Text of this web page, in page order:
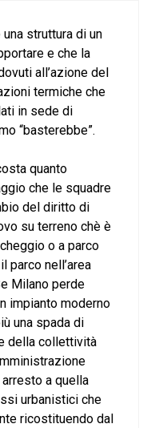
struttura di un
e che la
all’azione del
termiche che
in sede di
“basterebbe”.
quanto
che le squadre
del diritto di
su terreno chè è
o a parco
parco nell’area
Milano perde
impianto moderno
una spada di
della collettività
a quella
urbanistici che
ricostituendo dal